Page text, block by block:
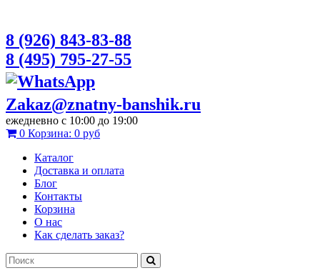
8 (926) 843-83-88
8 (495) 795-27-55
Zakaz@znatny-banshik.ru
ежедневно с 10:00 до 19:00
0 Корзина: 0 руб
Каталог
Доставка и оплата
Блог
Контакты
Корзина
О нас
Как сделать заказ?